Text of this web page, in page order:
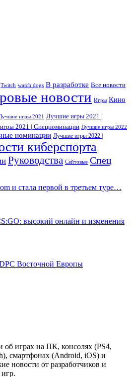
Twitch watch dogs В разработке Все новости
новости Игры Кино
игры 2021
Лучшие игры 2021 |
2021 | Спецноминации Лучшие игры 2022
номинации Лучшие игры 2022 |
киберспорта
Руководства Сайтовые Спец
и стала первой в третьем туре…
высокий онлайн и изменения
Восточной Европы
об играх на ПК, консолях (PS4,
смартфонах (Android, iOS) и
новости от разработчиков и